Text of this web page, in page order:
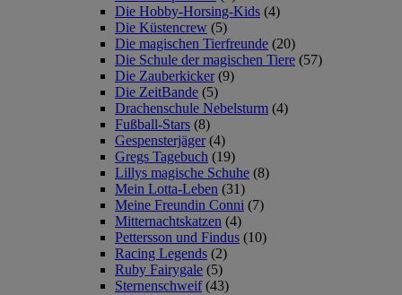
Die Hobby-Horsing-Kids (4)
Die Küstencrew (5)
Die magischen Tierfreunde (20)
Die Schule der magischen Tiere (57)
Die Zauberkicker (9)
Die ZeitBande (5)
Drachenschule Nebelsturm (4)
Fußball-Stars (8)
Gespensterjäger (4)
Gregs Tagebuch (19)
Lillys magische Schuhe (8)
Mein Lotta-Leben (31)
Meine Freundin Conni (7)
Mitternachtskatzen (4)
Pettersson und Findus (10)
Racing Legends (2)
Ruby Fairygale (5)
Sternenschweif (43)